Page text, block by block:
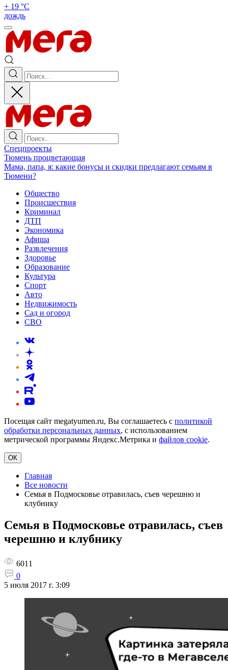
+ 19 °С
дождь
Спецпроекты
Тюмень процветающая
Мама, папа, я: какие бонусы и скидки предлагают семьям в
Тюмени?
Общество
Происшествия
Криминал
ДТП
Экономика
Афиша
Развлечения
Здоровье
Образование
Культура
Спорт
Авто
Недвижимость
Сад и огород
СВО
Посещая сайт megatyumen.ru, Вы соглашаетесь с политикой
обработки персональных данных, с использованием
метрической программы Яндекс.Метрика и файлов cookie.
ОК
Главная
Все новости
Семья в Подмосковье отравилась, съев черешню и
клубнику
Семья в Подмосковье отравилась, съев
черешню и клубнику
6011
0
5 июля 2017 г. 3:09